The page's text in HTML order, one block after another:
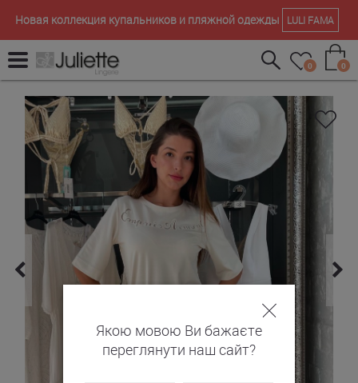
Новая коллекция купальников и пляжной одежды LULI FAMA
0 0
Якою мовою Ви бажаєте
переглянути наш сайт?